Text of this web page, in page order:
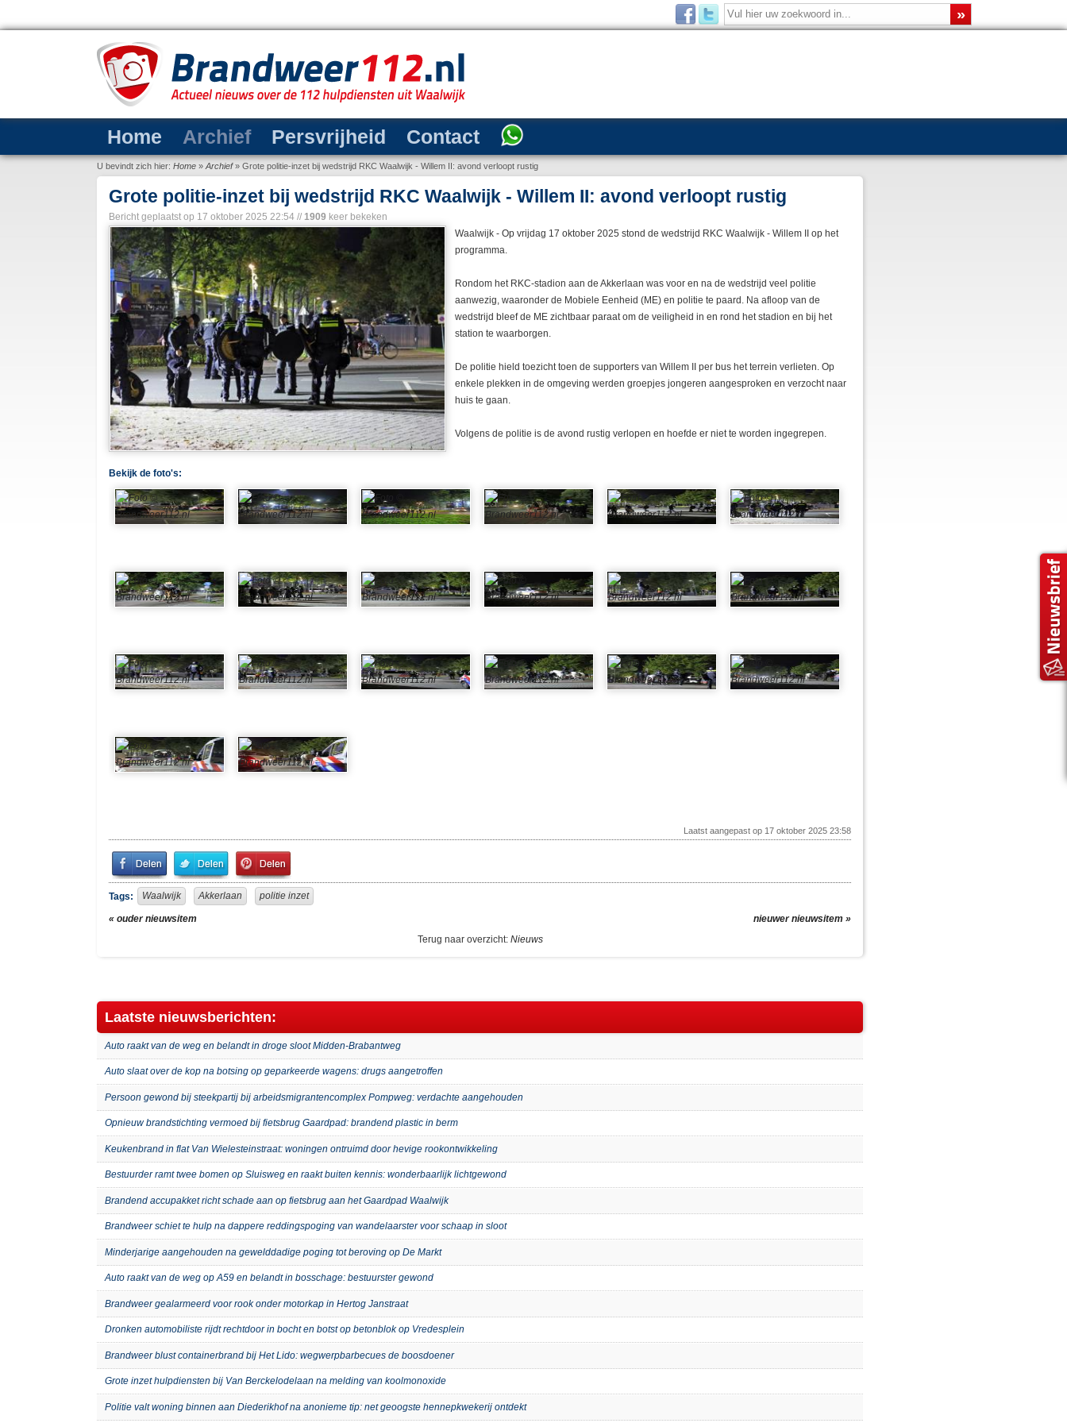
Home Archief Persvrijheid Contact
U bevindt zich hier: Home » Archief» Grote politie-inzet bij wedstrijd RKC Waalwijk - Willem II: avond verloopt rustig
Grote politie-inzet bij wedstrijd RKC Waalwijk - Willem II: avond verloopt rustig
Bericht geplaatst op 17 oktober 2025 22:54 // 1909 keer bekeken
Waalwijk - Op vrijdag 17 oktober 2025 stond de wedstrijd RKC Waalwijk - Willem II op het
programma.
Rondom het RKC-stadion aan de Akkerlaan was voor en na de wedstrijd veel politie
aanwezig, waaronder de Mobiele Eenheid (ME) en politie te paard. Na afloop van de
wedstrijd bleef de ME zichtbaar paraat om de veiligheid in en rond het stadion en bij het
station te waarborgen.
De politie hield toezicht toen de supporters van Willem II per bus het terrein verlieten. Op
enkele plekken in de omgeving werden groepjes jongeren aangesproken en verzocht naar
huis te gaan.
Volgens de politie is de avond rustig verlopen en hoefde er niet te worden ingegrepen.
Bekijk de foto's:
Laatst aangepast op 17 oktober 2025 23:58
Share
on
Facebook
Share
on
Twitter
Pin
It!
Tags:
Waalwijk Akkerlaan politie inzet
« ouder nieuwsitem
nieuwer nieuwsitem »
Terug naar overzicht: Nieuws
Laatste nieuwsberichten:
Auto raakt van de weg en belandt in droge sloot Midden-Brabantweg
Auto slaat over de kop na botsing op geparkeerde wagens: drugs aangetroffen
Persoon gewond bij steekpartij bij arbeidsmigrantencomplex Pompweg: verdachte aangehouden
Opnieuw brandstichting vermoed bij fietsbrug Gaardpad: brandend plastic in berm
Keukenbrand in flat Van Wielesteinstraat: woningen ontruimd door hevige rookontwikkeling
Bestuurder ramt twee bomen op Sluisweg en raakt buiten kennis: wonderbaarlijk lichtgewond
Brandend accupakket richt schade aan op fietsbrug aan het Gaardpad Waalwijk
Brandweer schiet te hulp na dappere reddingspoging van wandelaarster voor schaap in sloot
Minderjarige aangehouden na gewelddadige poging tot beroving op De Markt
Auto raakt van de weg op A59 en belandt in bosschage: bestuurster gewond
Brandweer gealarmeerd voor rook onder motorkap in Hertog Janstraat
Dronken automobiliste rijdt rechtdoor in bocht en botst op betonblok op Vredesplein
Brandweer blust containerbrand bij Het Lido: wegwerpbarbecues de boosdoener
Grote inzet hulpdiensten bij Van Berckelodelaan na melding van koolmonoxide
Politie valt woning binnen aan Diederikhof na anonieme tip: net geoogste hennepkwekerij ontdekt